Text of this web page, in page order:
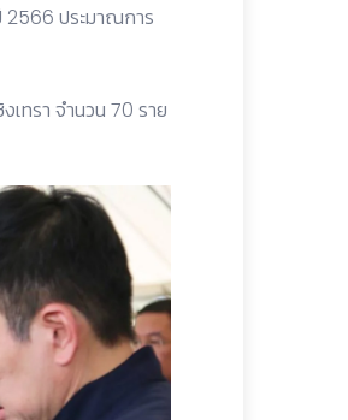
2566 ประมาณการ
เทรา จำนวน 70 ราย